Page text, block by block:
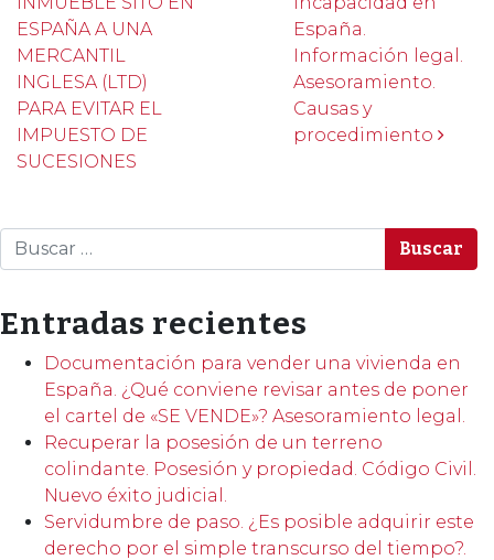
ESPAÑA A UNA
MERCANTIL
INGLESA (LTD)
PARA EVITAR EL
IMPUESTO DE
SUCESIONES
España.
Información legal.
Asesoramiento.
Causas y
procedimiento
Buscar
Entradas recientes
Documentación para vender una vivienda en
España. ¿Qué conviene revisar antes de poner
el cartel de «SE VENDE»? Asesoramiento legal.
Recuperar la posesión de un terreno
colindante. Posesión y propiedad. Código Civil.
Nuevo éxito judicial.
Servidumbre de paso. ¿Es posible adquirir este
derecho por el simple transcurso del tiempo?.